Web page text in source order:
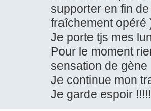
supporter en fin
fraîchement opéré
Je porte tjs mes
Pour le moment
sensation de
Je continue mon
Je garde espoir